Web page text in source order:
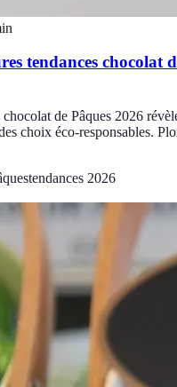
tendances chocolat
chocolat de Pâques 2026
choix éco-responsables.
tendances 2026